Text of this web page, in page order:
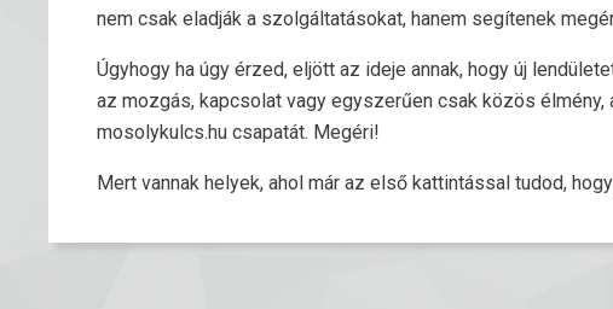
nem csak eladják a szolgáltatásokat, hanem segítenek
Úgyhogy ha úgy érzed, eljött az ideje annak, hogy új
az mozgás, kapcsolat vagy egyszerűen csak közös
mosolykulcs.hu csapatát. Megéri!
Mert vannak helyek, ahol már az első kattintással tudod,